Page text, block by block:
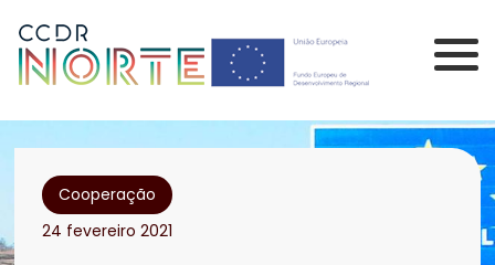
Comissão de
Cooperação
24 fevereiro 2021